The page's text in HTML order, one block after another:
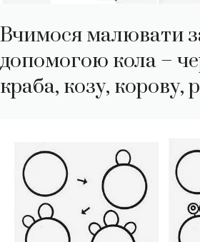
Вчимося малювати
допомогою кола –
краба, козу, корову,